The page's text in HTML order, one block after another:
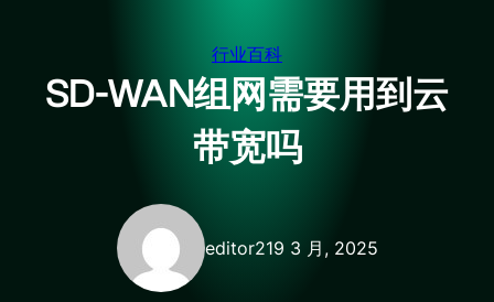
行业百科
SD-WAN组网需要用到云
带宽吗
editor219 3 月, 2025